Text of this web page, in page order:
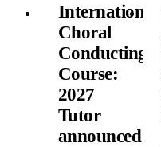
International
Choral
Conducting
Course:
2027
Tutor
announced!